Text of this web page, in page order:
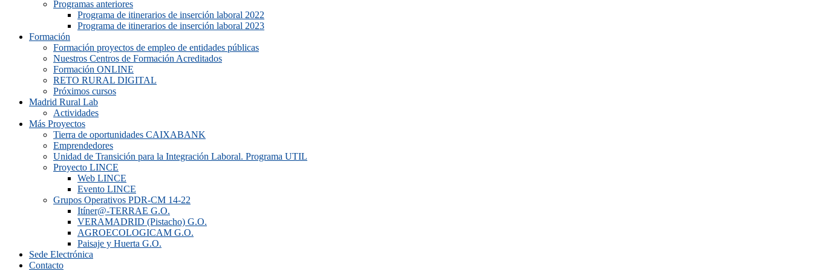
Programas anteriores
Programa de itinerarios de inserción laboral 2022
Programa de itinerarios de inserción laboral 2023
Formación
Formación proyectos de empleo de entidades públicas
Nuestros Centros de Formación Acreditados
Formación ONLINE
RETO RURAL DIGITAL
Próximos cursos
Madrid Rural Lab
Actividades
Más Proyectos
Tierra de oportunidades CAIXABANK
Emprendedores
Unidad de Transición para la Integración Laboral. Programa UTIL
Proyecto LINCE
Web LINCE
Evento LINCE
Grupos Operativos PDR-CM 14-22
Itíner@-TERRAE G.O.
VERAMADRID (Pistacho) G.O.
AGROECOLOGICAM G.O.
Paisaje y Huerta G.O.
Sede Electrónica
Contacto